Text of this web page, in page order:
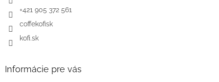
+421 905 372 561
coffekofisk
kofi.sk
Informácie pre vás